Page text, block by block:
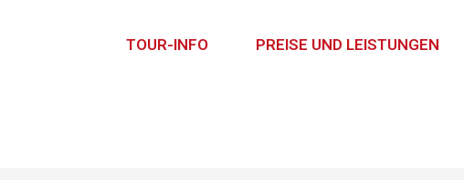
TOUR-INFO PREISE UND LEISTUNGEN